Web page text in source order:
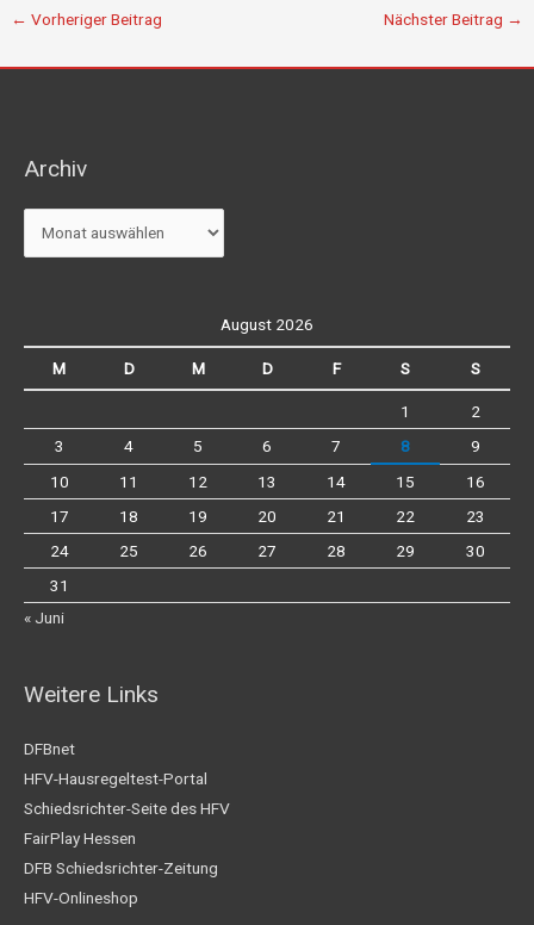
← Vorheriger Beitrag Nächster Beitrag →
Archiv
Archiv
August 2026
M D M D F S S
1
2
3
4 5 6 7 8
9
10
11 12 13 14 15
16
17
18 19 20 21 22
23
24
25 26 27 28 29
30
31
« Juni
Weitere Links
DFBnet
HFV-Hausregeltest-Portal
Schiedsrichter-Seite des HFV
FairPlay Hessen
DFB Schiedsrichter-Zeitung
HFV-Onlineshop